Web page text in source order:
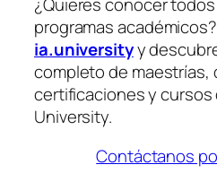
¿Quieres conocer
programas
ia.universityy
completo de maestrías,
certificaciones y cursos
University.
Contáctanos